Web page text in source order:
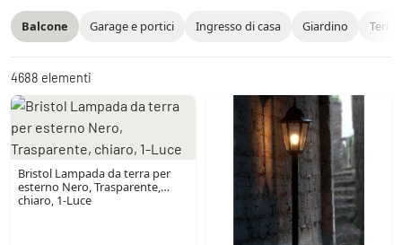
Garage e portici
Balcone Ingresso di casa Giardino
4688 elementi
Bristol Lampada da terra per
esterno Nero, Trasparente,
chiaro, 1-Luce